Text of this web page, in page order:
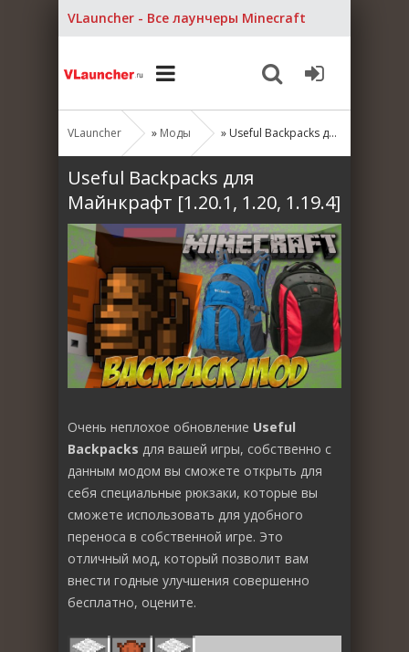
VLauncher - Все лаунчеры Minecraft
VLauncher » Моды » Useful Backpacks для Майнкрафт [1.20.1, 1.20, 1.19.4]
Useful Backpacks для
Майнкрафт [1.20.1, 1.20, 1.19.4]
Очень неплохое обновление Useful
Backpacks для вашей игры, собственно с
данным модом вы сможете открыть для
себя специальные рюкзаки, которые вы
сможете использовать для удобного
переноса в собственной игре. Это
отличный мод, который позволит вам
внести годные улучшения совершенно
бесплатно, оцените.